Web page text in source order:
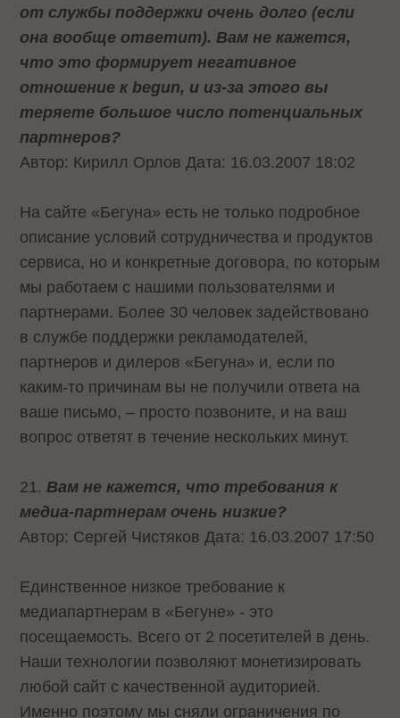
от службы поддержки очень долго (если
она вообще ответит). Вам не кажется,
что это формирует негативное
отношение к begun, и из-за этого вы
теряете большое число потенциальных
партнеров?
Автор: Кирилл Орлов Дата: 16.03.2007 18:02
На сайте «Бегуна» есть не только подробное
описание условий сотрудничества и продуктов
сервиса, но и конкретные договора, по которым
мы работаем с нашими пользователями и
партнерами. Более 30 человек задействовано
в службе поддержки рекламодателей,
партнеров и дилеров «Бегуна» и, если по
каким-то причинам вы не получили ответа на
ваше письмо, – просто позвоните, и на ваш
вопрос ответят в течение нескольких минут.
21.Вам не кажется, что требования к
медиа-партнерам очень низкие?
Автор: Сергей Чистяков Дата: 16.03.2007 17:50
Единственное низкое требование к
медиапартнерам в «Бегуне» - это
посещаемость. Всего от 2 посетителей в день.
Наши технологии позволяют монетизировать
любой сайт с качественной аудиторией.
Именно поэтому мы сняли ограничения по